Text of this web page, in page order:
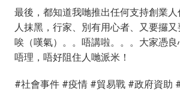
最後，都知道我哋推出任何支持創業
人抹黑，行家、別有用心者、又要攞又
唉（嘆氣）。。唔講啦。。。大家憑
唔理，唔好阻住人哋派米！
#社會事件 #疫情 #貿易戰 #政府資助